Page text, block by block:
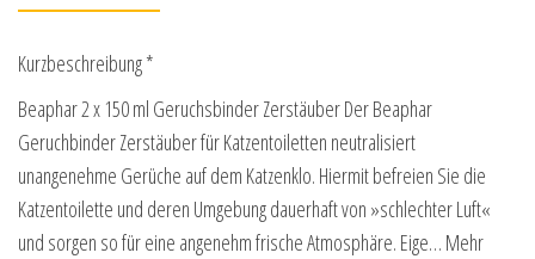
Kurzbeschreibung *
Beaphar 2 x 150 ml Geruchsbinder Zerstäuber Der Beaphar
Geruchbinder Zerstäuber für Katzentoiletten neutralisiert
unangenehme Gerüche auf dem Katzenklo. Hiermit befreien Sie die
Katzentoilette und deren Umgebung dauerhaft von »schlechter Luft«
und sorgen so für eine angenehm frische Atmosphäre. Eige… Mehr